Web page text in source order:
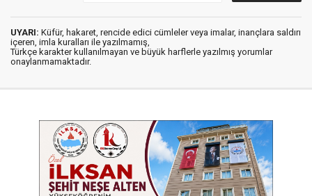
UYARI: Küfür, hakaret, rencide edici cümleler veya imalar, inançlara saldırı
içeren, imla kuralları ile yazılmamış,
Türkçe karakter kullanılmayan ve büyük harflerle yazılmış yorumlar
onaylanmamaktadır.